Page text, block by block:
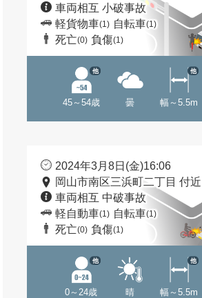
車両相互 小破事故
軽貨物車(1) 自転車(1)
死亡(0) 負傷(1)
45～54歳
他
曇 幅～5.5m
他
2024年3月8日(金)16:06
岡山市南区三浜町二丁目 付近
車両相互 中破事故
軽自動車(1) 自転車(1)
死亡(0) 負傷(1)
0～24歳
他
晴 幅～5.5m
他